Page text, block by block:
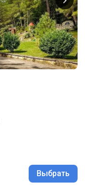
Выбрать